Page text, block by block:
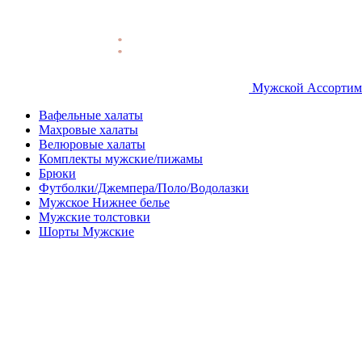
Мужской
Вафельные халаты
Махровые халаты
Велюровые халаты
Комплекты мужские/пижамы
Брюки
Футболки/Джемпера/Поло/Водолазки
Мужское Нижнее белье
Мужские толстовки
Шорты Мужские